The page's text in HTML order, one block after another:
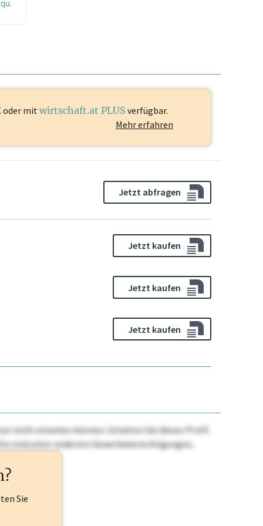
oder mit wirtschaft.at PLUS verfügbar.
Mehr erfahren
Jetzt abfragen
Jetzt kaufen
Jetzt kaufen
Jetzt kaufen
nicht einsehen können. Schalten Sie dieses Profil
sind unter anderem Gewerbeberechtigungen,
Sie